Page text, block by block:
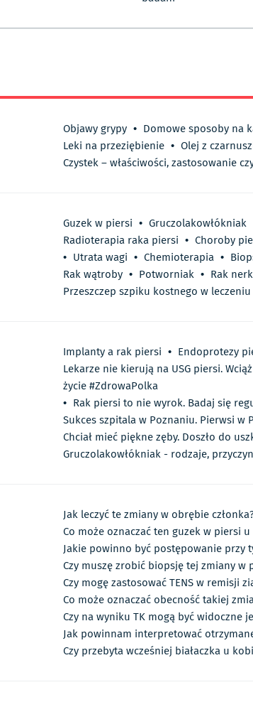
Objawy grypy • Domowe sposoby na
Leki na przeziębienie • Olej z
Czystek – właściwości, zastosowanie
Guzek w piersi • Gruczolakowłókniak
Radioterapia raka piersi • Choroby
• Utrata wagi • Chemioterapia •
Rak wątroby • Potworniak • Rak
Przeszczep szpiku kostnego w
Implanty a rak piersi • Endoprotezy
Lekarze nie kierują na USG piersi.
życie #ZdrowaPolka
• Rak piersi to nie wyrok. Badaj się
Sukces szpitala w Poznaniu. Pierwsi
Chciał mieć piękne zęby. Doszło do
Gruczolakowłókniak - rodzaje,
Jak leczyć te zmiany w obrębie
Co może oznaczać ten guzek w piersi
Jakie powinno być postępowanie przy
Czy muszę zrobić biopsję tej zmiany w
Czy mogę zastosować TENS w remisji
Co może oznaczać obecność takiej
Czy na wyniku TK mogą być widoczne
Jak powinnam interpretować
Czy przebyta wcześniej białaczka u